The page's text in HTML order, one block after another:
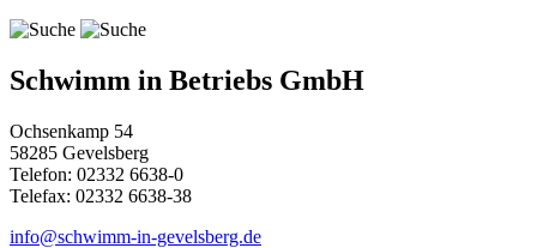
Schwimm in Betriebs GmbH
Ochsenkamp 54
58285 Gevelsberg
Telefon: 02332 6638-0
Telefax: 02332 6638-38
info@schwimm-in-gevelsberg.de